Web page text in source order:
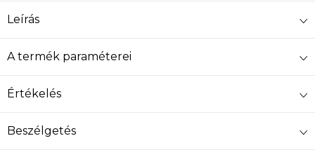
Leírás
A termék paraméterei
Értékelés
Beszélgetés